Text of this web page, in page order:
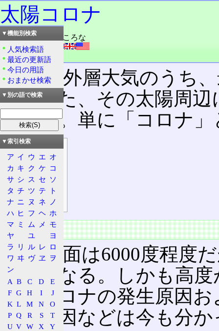
太陽コロナ
読み：たいよう・ころな
外語：solar corona
品詞：名詞
太陽の外層大気のうち
層。また、その太陽周辺
もいう。単に「コロナ」
目次
概要
特徴
太陽風
分光観測
概要
太陽表面は6000度程度
上にもなる。しかも高
る。コロナの発生原因
する原因などは今も分
▼機能別検索
人気検索語
最近の更新語
今日の用語
おまかせ検索
▼別の語で検索
▼索引検索
ア イ ウ エ オ
カ キ ク ケ コ
サ シ ス セ ソ
タ チ ツ テ
ト
ナ ニ ヌ ネ
ノ
ハ ヒ フ ヘ ホ
マ ミ ム メ
モ
ヤ
ユ
ヨ
ラ
リ ル レ ロ
ワ ヰ ヴ ヱ
ヲ
ン
A B C D
E
F G H I
J
K L M N
O
P Q R S
T
U V W X
Y